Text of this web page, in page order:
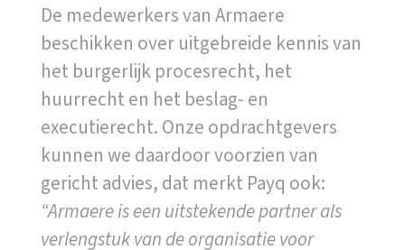
De medewerkers van Armaere
beschikken over uitgebreide kennis van
het burgerlijk procesrecht, het
huurrecht en het beslag- en
executierecht. Onze opdrachtgevers
kunnen we daardoor voorzien van
gericht advies, dat merkt Payq ook:
“Armaere is een uitstekende partner als
verlengstuk van de organisatie voor